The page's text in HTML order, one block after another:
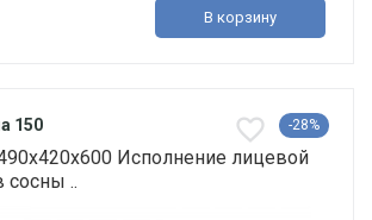
В корзину
150 -28%
Исполнение лицевой
сосны ..